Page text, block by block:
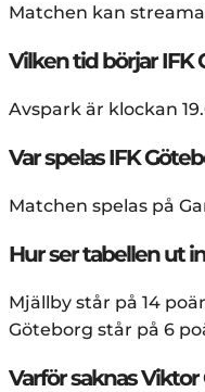
Matchen kan
Vilken tid börjar IFK
Avspark är klockan
Var spelas IFK
Matchen spelas på
Hur ser tabellen ut
Mjällby står på 14
Göteborg står på 6
Varför saknas Viktor